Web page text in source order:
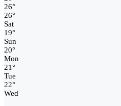
26°
26°
Sat
19°
Sun
20°
Mon
21°
Tue
22°
Wed